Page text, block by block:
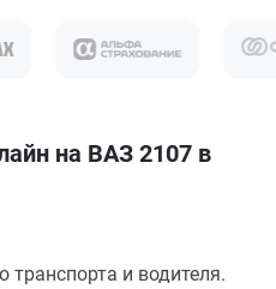
на ВАЗ 2107 в
и водителя.